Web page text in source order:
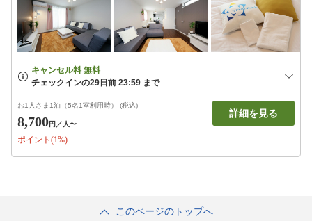
お1人さま1泊（5名1室利用時） (税込)
8,700円 ／人〜
ポイント(1%)
詳細を見る
このページのトップへ